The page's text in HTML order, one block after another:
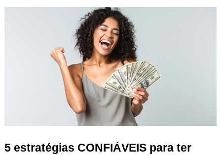
5 estratégias CONFIÁVEIS para ter